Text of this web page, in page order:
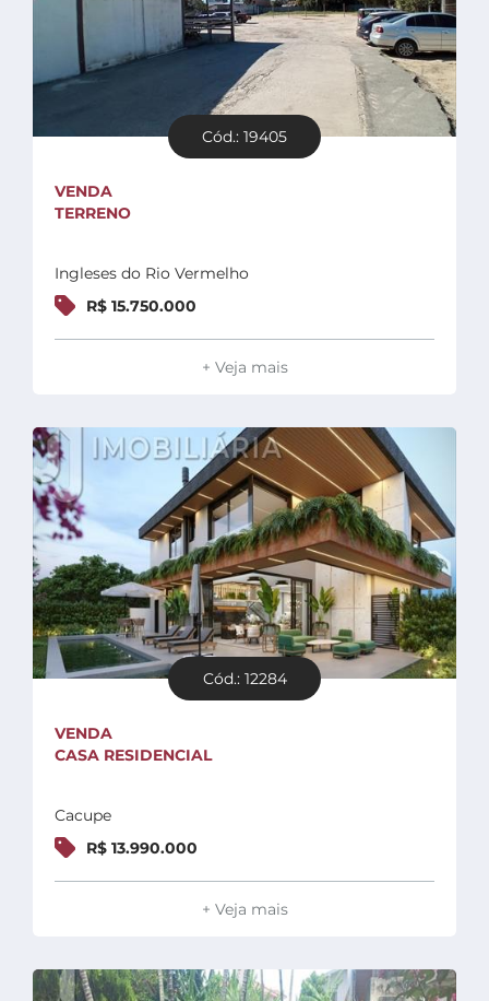
Cód.: 19405
VENDA
TERRENO
Ingleses do Rio Vermelho
R$ 15.750.000
+ Veja mais
Cód.: 12284
VENDA
CASA RESIDENCIAL
Cacupe
R$ 13.990.000
+ Veja mais